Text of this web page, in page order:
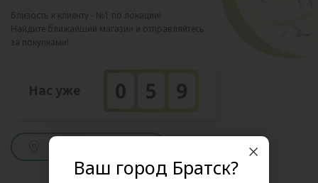
Близость к клиенту - №1 по локации!
Найдите ближайший магазин и отправляйтесь
за покупками!
Нас уже 0 5 9
Ваш город Братск?